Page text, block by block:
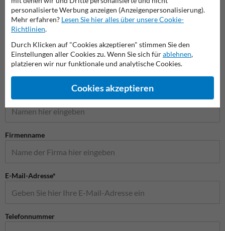
Vorschriftszeichen Vorfahrtsschilder
Stellen Sie Ihre Frage an Verkehrsschildkaufen.de
Firmenname
E-Mail-Adresse*
Telefonnummer
personalisierte Werbung anzeigen (Anzeigenpersonalisierung).
Mehr erfahren? Lesen Sie hier alles über unsere Cookie-
Richtlinien.
Durch Klicken auf "Cookies akzeptieren" stimmen Sie den
Einstellungen aller Cookies zu. Wenn Sie sich fürablehnen,
platzieren wir nur funktionale und analytische Cookies.
Cookies akzeptieren